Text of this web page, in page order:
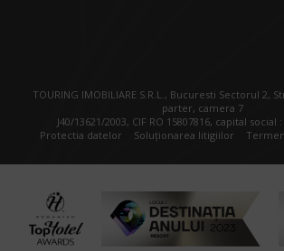
TOURING IMOBILIARE S.R.L., Bucuresti Sectorul 2,
parter, camera 7
J40/13621/2003, CIF RO 15807816, capital social
Protectia datelor
Soluționarea litigiilor